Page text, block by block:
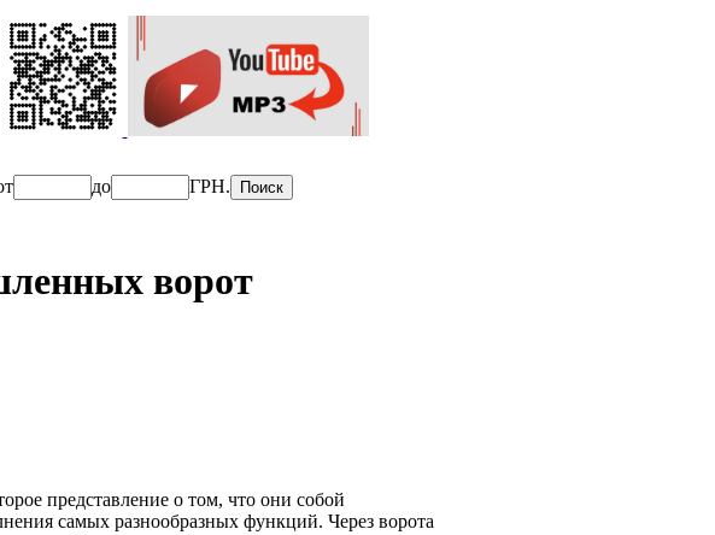
до ГРН.
ворот
представление о том, что они собой
самых разнообразных функций. Через ворота